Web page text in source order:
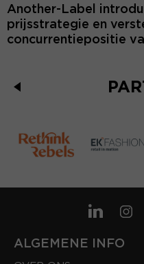
Another-Label
prijsstrategie en
concurrentiepositie
ALGEMENE INFO